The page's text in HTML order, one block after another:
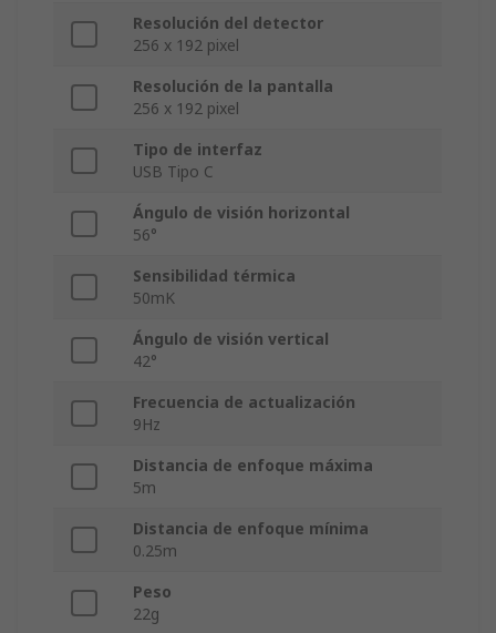
Resolución del detector
256 x 192 pixel
Resolución de la pantalla
256 x 192 pixel
Tipo de interfaz
USB Tipo C
Ángulo de visión horizontal
56°
Sensibilidad térmica
50mK
Ángulo de visión vertical
42°
Frecuencia de actualización
9Hz
Distancia de enfoque máxima
5m
Distancia de enfoque mínima
0.25m
Peso
22g